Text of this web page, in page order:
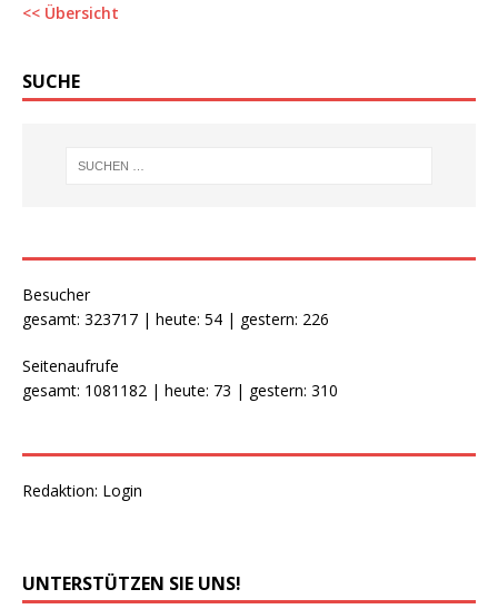
<< Übersicht
SUCHE
Besucher
gesamt: 323717 | heute: 54 | gestern: 226
Seitenaufrufe
gesamt: 1081182 | heute: 73 | gestern: 310
Redaktion: Login
UNTERSTÜTZEN SIE UNS!